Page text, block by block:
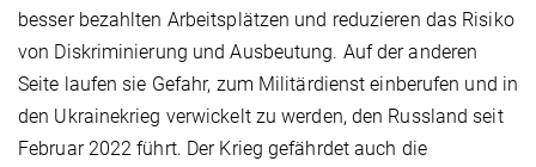
besser bezahlten Arbeitsplätzen und reduzieren das Risiko
von Diskriminierung und Ausbeutung. Auf der anderen
Seite laufen sie Gefahr, zum Militärdienst einberufen und in
den Ukrainekrieg verwickelt zu werden, den Russland seit
Februar 2022 führt. Der Krieg gefährdet auch die